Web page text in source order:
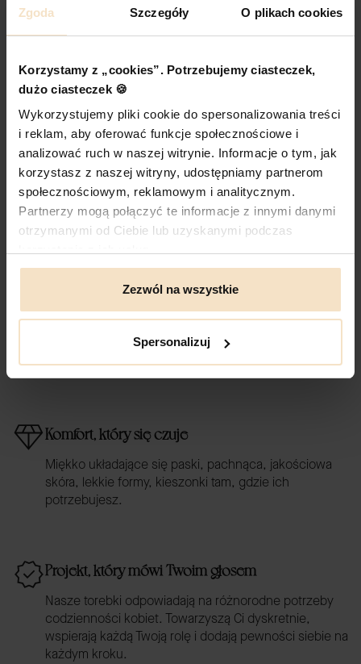
Zgoda Szczegóły O plikach cookies
Korzystamy z „cookies”. Potrzebujemy ciasteczek,
dużo ciasteczek 🍪
Wykorzystujemy pliki cookie do spersonalizowania treści
i reklam, aby oferować funkcje społecznościowe i
analizować ruch w naszej witrynie. Informacje o tym, jak
korzystasz z naszej witryny, udostępniamy partnerom
społecznościowym, reklamowym i analitycznym.
Partnerzy mogą połączyć te informacje z innymi danymi
otrzymanymi od Ciebie lub uzyskanymi podczas
Zezwól na wszystkie
Spersonalizuj
Funkcjonalność w każdym detalu
Dla kobiet, które cenią piękno, ale nie chcą wybierać
między formą a funkcją. Nasze torebki powstają po to,
by towarzyszyć Ci w codzienności – tej zwykłej, ale
przecież tak ważnej. W pracy. Na spacerze. W
podróży. W Twoim rytmie.
Nie tylko do zdjęć. Do codziennych spacerów,
drobnych spraw do załatwienia, porannej kawy w
mają pomieścić to, co ważne – i pięknie odnaleźć się
w każdej z Twoich chwil.
Komfort, który się czuje
Miękko układające się paski, pachnąca, jakościowa
skóra, lekkie formy, kieszonki tam, gdzie ich
potrzebujesz.
Projekt, który mówi Twoim głosem
Nasze torebki odpowiadają na różnorodne potrzeby
codzienności kobiet. Towarzyszą Ci dyskretnie,
wspierają każdą Twoją rolę i dodają pewności siebie na
każdym kroku.